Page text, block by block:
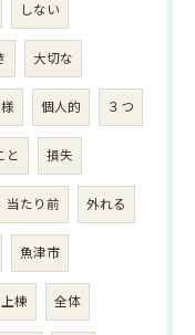
しない
大切な
個人的 ３つ
と 損失
当たり前 外れる
魚津市
上棟 全体